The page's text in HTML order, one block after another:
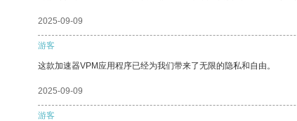
2025-09-09
游客
这款加速器VPM应用程序已经为我们带来了无限的隐私和自由。
2025-09-09
游客